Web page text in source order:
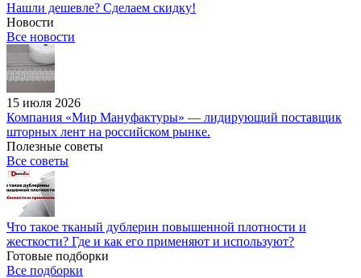
Нашли дешевле? Сделаем скидку!
Новости
Все новости
15 июля 2026
Компания «Мир Мануфактуры» — лидирующий поставщик
шторных лент на российском рынке.
Полезные советы
Все советы
Что такое тканый дублерин повышенной плотности и
жесткости? Где и как его применяют и используют?
Готовые подборки
Все подборки